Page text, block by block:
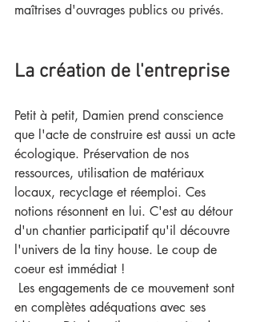
maîtrises d'ouvrages publics ou privés.
La création de l'entreprise
Petit à petit, Damien prend conscience
que l'acte de construire est aussi un acte
écologique. Préservation de nos
ressources, utilisation de matériaux
locaux, recyclage et réemploi. Ces
notions résonnent en lui. C'est au détour
d'un chantier participatif qu'il découvre
l'univers de la tiny house. Le coup de
coeur est immédiat !
en complètes adéquations avec ses